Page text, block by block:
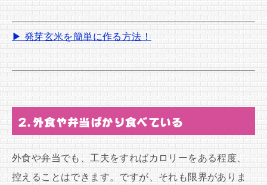
▶ 発芽玄米を簡単に作る方法！
2.外食や弁当ばかり食べている
外食や弁当でも、工夫をすればカロリーをある程度、
控えることはできます。ですが、それも限界がありま